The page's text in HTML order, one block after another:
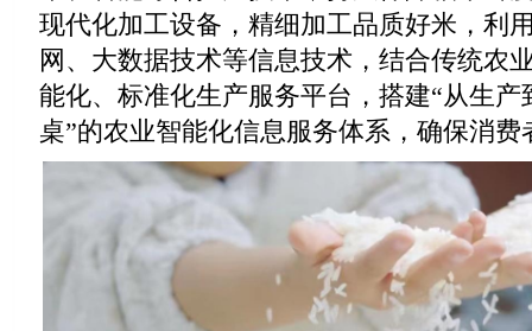
现代化加工设备，精细加工品质好米，利
网、大数据技术等信息技术，结合传统农
能化、标准化生产服务平台，搭建“从生
桌”的农业智能化信息服务体系，确保消费